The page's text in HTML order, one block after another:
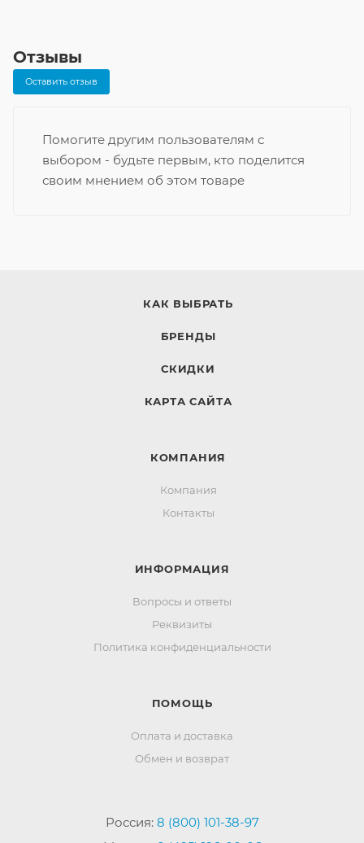
Отзывы
Оставить отзыв
Помогите другим пользователям с
выбором - будьте первым, кто поделится
своим мнением об этом товаре
КАК ВЫБРАТЬ
БРЕНДЫ
СКИДКИ
КАРТА САЙТА
КОМПАНИЯ
Компания
Контакты
ИНФОРМАЦИЯ
Вопросы и ответы
Реквизиты
Политика конфиденциальности
ПОМОЩЬ
Оплата и доставка
Обмен и возврат
Россия: 8 (800) 101-38-97